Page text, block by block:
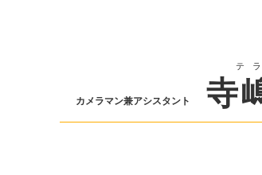
カメラマン兼アシスタント
テ
寺